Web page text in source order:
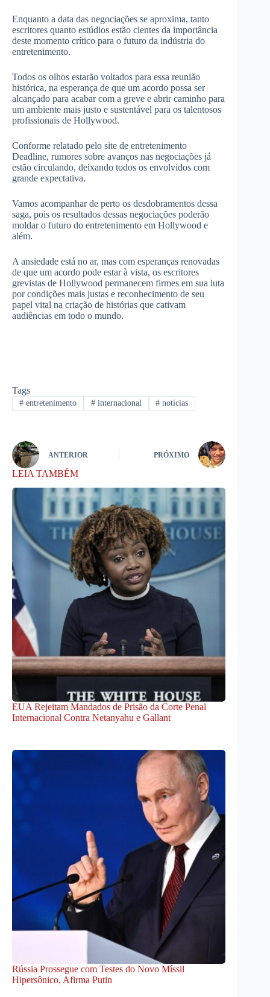
Enquanto a data das negociações se aproxima, tanto
escritores quanto estúdios estão cientes da importância
deste momento crítico para o futuro da indústria do
entretenimento.
Todos os olhos estarão voltados para essa reunião
histórica, na esperança de que um acordo possa ser
alcançado para acabar com a greve e abrir caminho para
um ambiente mais justo e sustentável para os talentosos
profissionais de Hollywood.
Conforme relatado pelo site de entretenimento
Deadline, rumores sobre avanços nas negociações já
estão circulando, deixando todos os envolvidos com
grande expectativa.
Vamos acompanhar de perto os desdobramentos dessa
saga, pois os resultados dessas negociações poderão
moldar o futuro do entretenimento em Hollywood e
além.
A ansiedade está no ar, mas com esperanças renovadas
de que um acordo pode estar à vista, os escritores
grevistas de Hollywood permanecem firmes em sua luta
por condições mais justas e reconhecimento de seu
papel vital na criação de histórias que cativam
audiências em todo o mundo.
Tags
#entretenimento #internacional # notícias
ANTERIOR PRÓXIMO
LEIA TAMBÉM
EUA Rejeitam Mandados de Prisão da Corte Penal
Internacional Contra Netanyahu e Gallant
Rússia Prossegue com Testes do Novo Míssil
Hipersônico, Afirma Putin